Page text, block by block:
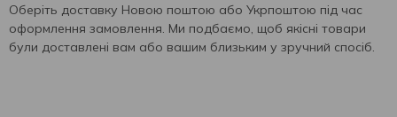
Оберіть доставку Новою поштою або Укрпоштою під час
оформлення замовлення. Ми подбаємо, щоб якісні товари
були доставлені вам або вашим близьким у зручний спосіб.